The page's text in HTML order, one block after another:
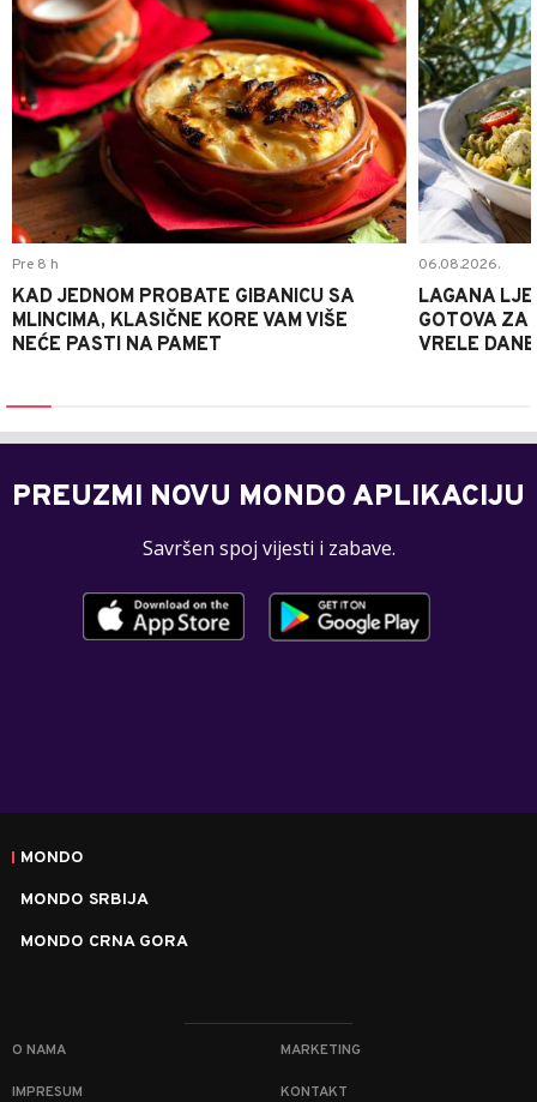
Pre 8 h
KAD JEDNOM PROBATE GIBANICU SA
MLINCIMA, KLASIČNE KORE VAM VIŠE
NEĆE PASTI NA PAMET
06.08.2026.
LAGANA
GOTOVA ZA
VRELE DANE
PREUZMI NOVU MONDO APLIKACIJU
Savršen spoj vijesti i zabave.
MONDO
MONDO SRBIJA
MONDO CRNA GORA
O NAMA MARKETING
IMPRESUM KONTAKT